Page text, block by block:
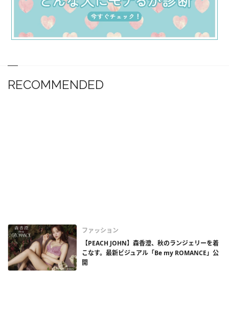
RECOMMENDED
ファッション
【PEACH JOHN】森香澄、秋のランジェリーを着
こなす。最新ビジュアル「Be my ROMANCE」公
開